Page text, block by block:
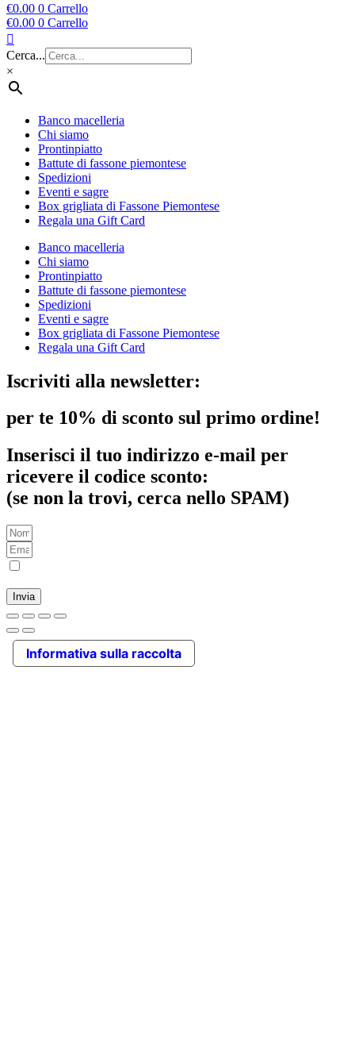
€0.00 0 Carrello
€0.00 0 Carrello
Cerca...
×
Banco macelleria
Chi siamo
Prontinpiatto
Battute di fassone piemontese
Spedizioni
Eventi e sagre
Box grigliata di Fassone Piemontese
Regala una Gift Card
Banco macelleria
Chi siamo
Prontinpiatto
Battute di fassone piemontese
Spedizioni
Eventi e sagre
Box grigliata di Fassone Piemontese
Regala una Gift Card
Iscriviti alla newsletter:
per te 10% di sconto sul primo ordine!
Inserisci il tuo indirizzo e-mail per
ricevere il codice sconto:
(se non la trovi, cerca nello SPAM)
Invia
Informativa sulla raccolta